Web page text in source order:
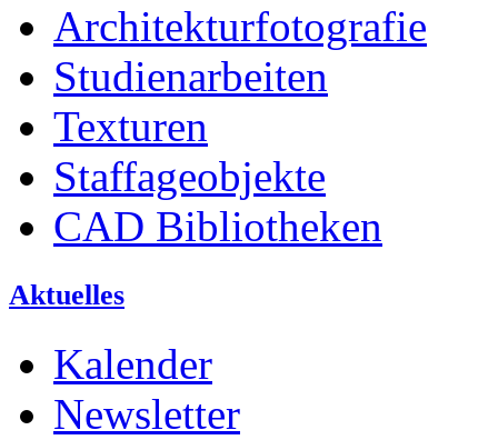
Architekturfotografie
Studienarbeiten
Texturen
Staffageobjekte
CAD Bibliotheken
Aktuelles
Kalender
Newsletter